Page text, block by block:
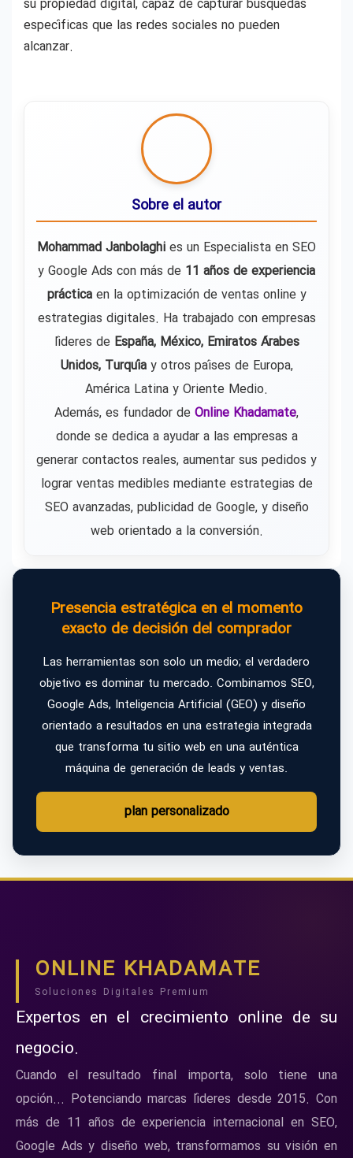
su propiedad digital, capaz de capturar búsquedas
específicas que las redes sociales no pueden
alcanzar.
Sobre el autor
Mohammad Janbolaghi es un Especialista en SEO
y Google Ads con más de 11 años de experiencia
prácticaen la optimización de ventas online y
estrategias digitales. Ha trabajado con empresas
líderes de España, México, Emiratos Árabes
Unidos, Turquíay otros países de Europa,
América Latina y Oriente Medio.
Además, es fundador de Online Khadamate,
donde se dedica a ayudar a las empresas a
generar contactos reales, aumentar sus pedidos y
lograr ventas medibles mediante estrategias de
SEO avanzadas, publicidad de Google, y diseño
web orientado a la conversión.
Presencia estratégica en el momento
exacto de decisión del comprador
Las herramientas son solo un medio; el verdadero
objetivo es dominar tu mercado. Combinamos SEO,
Google Ads, Inteligencia Artificial (GEO) y diseño
orientado a resultados en una estrategia integrada
que transforma tu sitio web en una auténtica
máquina de generación de leads y ventas.
plan personalizado
ONLINE KHADAMATE
Soluciones Digitales Premium
Expertos en el crecimiento online de su
negocio.
Cuando el resultado final importa, solo tiene una
opción... Potenciando marcas líderes desde 2015. Con
más de 11 años de experiencia internacional en SEO,
Google Ads y diseño web, transformamos su visión en